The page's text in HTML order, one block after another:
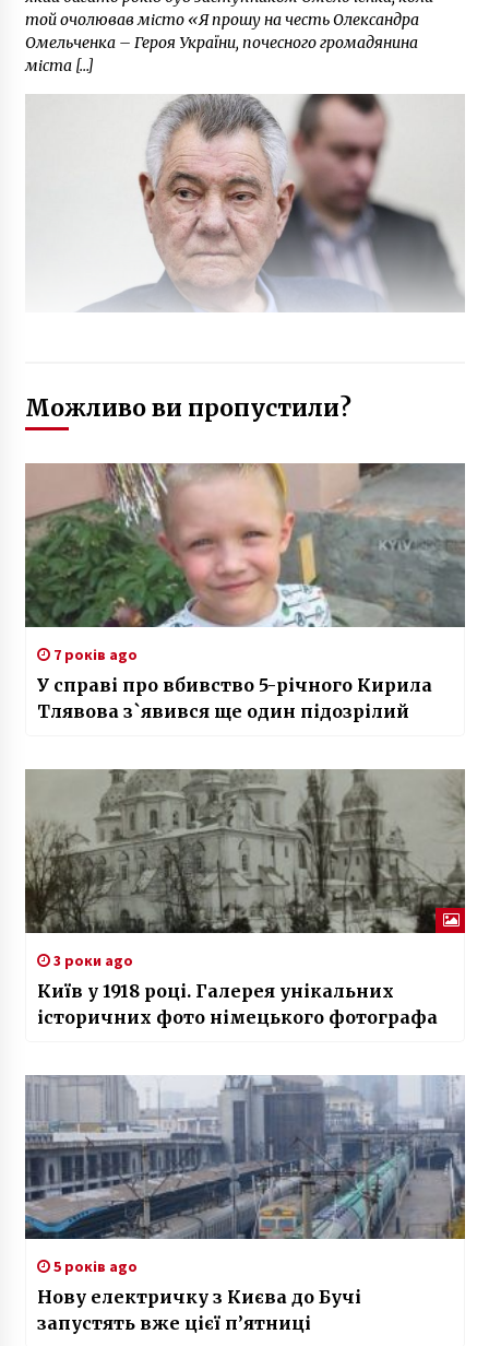
той очолював місто «Я прошу на честь Олександра
Омельченка – Героя України, почесного громадянина
міста […]
Можливо ви пропустили?
7 років ago
У справі про вбивство 5-річного Кирила
Тлявова з`явився ще один підозрілий
3 роки ago
Київ у 1918 році. Галерея унікальних
історичних фото німецького фотографа
5 років ago
Нову електричку з Києва до Бучі
запустять вже цієї п’ятниці